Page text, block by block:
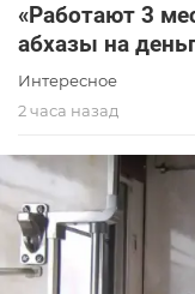
«Работают 3
абхазы на
Интересное
2 часа назад